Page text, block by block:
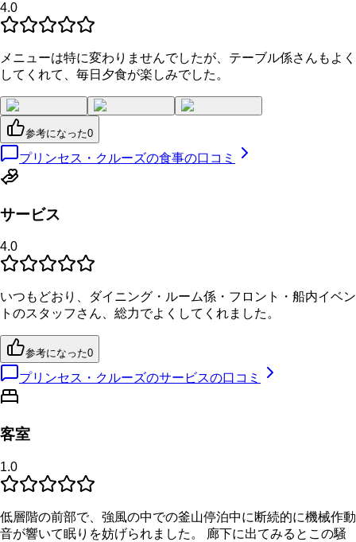
4.0
メニューは特に変わりませんでしたが、テーブル係さんもよく
してくれて、毎日夕食が楽しみでした。
参考になった0
プリンセス・クルーズの食事の口コミ
サービス
4.0
いつもどおり、ダイニング・ルーム係・フロント・船内イベン
トのスタッフさん、総力でよくしてくれました。
参考になった0
プリンセス・クルーズのサービスの口コミ
客室
1.0
低層階の前部で、強風の中での釜山停泊中に断続的に機械作動
音が響いて眠りを妨げられました。 廊下に出てみるとこの騒